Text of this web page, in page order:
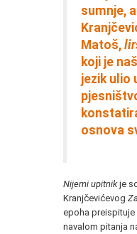
sumnje,
Matoš,
koji je
jezik ulio
osnova
Nijemi upitnikje
Kranjčevićevog
epoha
navalom pitanja